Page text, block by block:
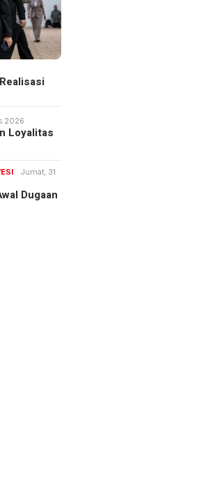
2026
Loyalitas
Jumat, 31
Dugaan